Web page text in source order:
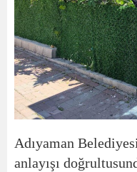
Adıyaman
anlayışı